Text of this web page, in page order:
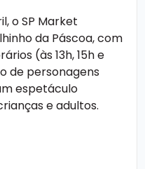
o SP Market
da Páscoa, com
(às 13h, 15h e
de personagens
espetáculo
e adultos.